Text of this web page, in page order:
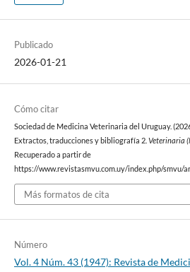
Publicado
2026-01-21
Cómo citar
Sociedad de Medicina Veterinaria del Uruguay.
Extractos, traducciones y bibliografía 2. Veterinaria
Recuperado a partir de
https://www.revistasmvu.com.uy/index.php/smvu/
Más formatos de cita
Número
Vol. 4 Núm. 43 (1947): Revista de